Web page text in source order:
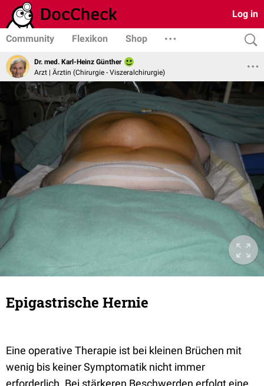
Log in
Community Flexikon Shop
Dr. med. Karl-Heinz Günther
Arzt | Ärztin (Chirurgie - Viszeralchirurgie)
Epigastrische Hernie
Eine operative Therapie ist bei kleinen Brüchen mit
wenig bis keiner Symptomatik nicht immer
erforderlich. Bei stärkeren Beschwerden erfolgt eine